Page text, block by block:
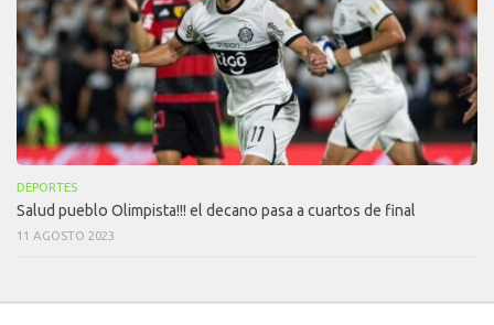
DEPORTES
Salud pueblo Olimpista!!! el decano pasa a cuartos de final
11 AGOSTO 2023